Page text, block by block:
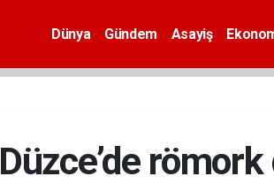
Dünya Gündem Asayiş
Düzce’de